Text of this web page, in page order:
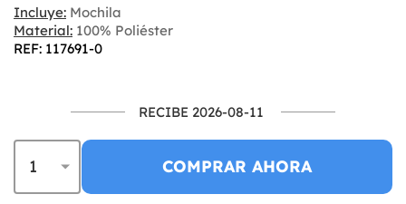
Incluye: Mochila
Material: 100% Poliéster
REF: 117691-0
RECIBE 2026-08-11
COMPRAR AHORA